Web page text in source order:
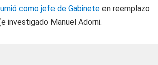
como jefe de Gabinete en reemplazo
investigado Manuel Adorni.